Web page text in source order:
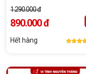
1.290.000 đ
890.000 đ
Hết hàng